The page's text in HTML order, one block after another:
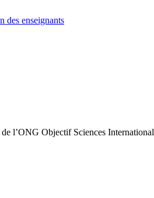
des enseignants
l’ONG Objectif Sciences International